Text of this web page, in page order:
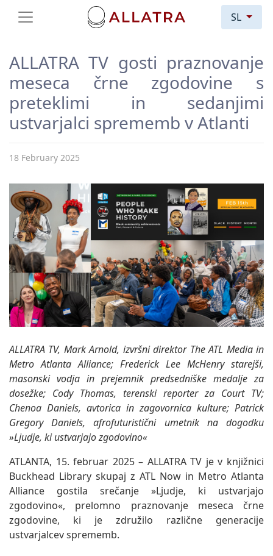
SL
ALLATRA TV gosti praznovanje
meseca črne zgodovine s
preteklimi in sedanjimi
ustvarjalci sprememb v Atlanti
18 February 2025
ALLATRA TV, Mark Arnold, izvršni direktor The ATL Media in
Metro Atlanta Alliance; Frederick Lee McHenry starejši,
masonski vodja in prejemnik predsedniške medalje za
dosežke; Cody Thomas, terenski reporter za Court TV;
Chenoa Daniels, avtorica in zagovornica kulture; Patrick
Gregory Daniels, afrofuturistični umetnik na dogodku
»Ljudje, ki ustvarjajo zgodovino«
ATLANTA, 15. februar 2025 – ALLATRA TV je v knjižnici
Buckhead Library skupaj z ATL Now in Metro Atlanta
Alliance gostila srečanje »Ljudje, ki ustvarjajo
zgodovino«, prelomno praznovanje meseca črne
zgodovine, ki je združilo različne generacije
ustvarjalcev sprememb.